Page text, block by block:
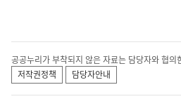
공공누리가 부착되지 않은 자료는 담당자와 협
저작권정책
담당자안내